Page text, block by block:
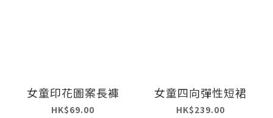
女童印花圖案長褲
HK$69.00
女童四向彈性短裙
HK$239.00